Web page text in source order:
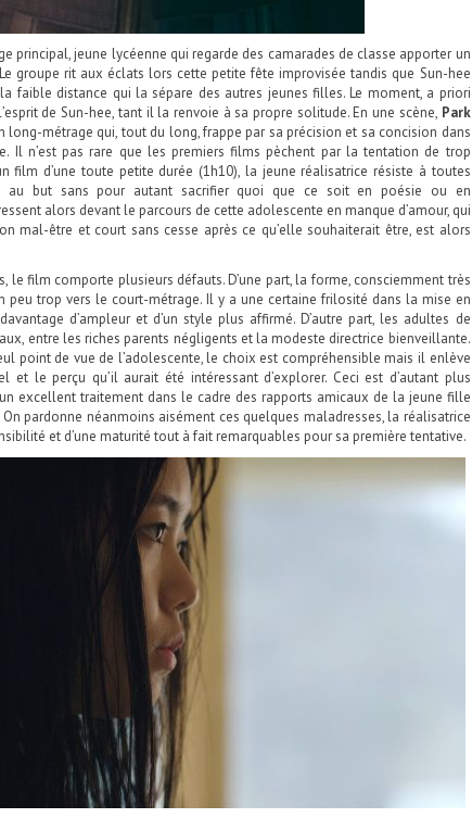
principal, jeune lycéenne qui regarde des camarades de classe apporter un
groupe rit aux éclats lors cette petite fête improvisée tandis que Sun-hee
faible distance qui la sépare des autres jeunes filles. Le moment, a priori
de Sun-hee, tant il la renvoie à sa propre solitude. En une scène, Park
long-métrage qui, tout du long, frappe par sa précision et sa concision dans
Il n’est pas rare que les premiers films pèchent par la tentation de trop
film d’une toute petite durée (1h10), la jeune réalisatrice résiste à toutes
au but sans pour autant sacrifier quoi que ce soit en poésie ou en
alors devant le parcours de cette adolescente en manque d’amour, qui
mal-être et court sans cesse après ce qu’elle souhaiterait être, est alors
le film comporte plusieurs défauts. D’une part, la forme, consciemment très
peu trop vers le court-métrage. Il y a une certaine frilosité dans la mise en
d’ampleur et d’un style plus affirmé. D’autre part, les adultes de
entre les riches parents négligents et la modeste directrice bienveillante.
point de vue de l’adolescente, le choix est compréhensible mais il enlève
et le perçu qu’il aurait été intéressant d’explorer. Ceci est d’autant plus
excellent traitement dans le cadre des rapports amicaux de la jeune fille
On pardonne néanmoins aisément ces quelques maladresses, la réalisatrice
et d’une maturité tout à fait remarquables pour sa première tentative.